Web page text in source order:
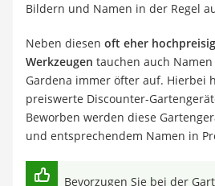
Bildern und Namen in der Regel
Neben diesen oft eher
Werkzeugen tauchen auch
Gardena immer öfter auf. Hierbei
preiswerte Discounter-
Beworben werden diese
und entsprechendem Namen in
Bevorzugen Sie bei der